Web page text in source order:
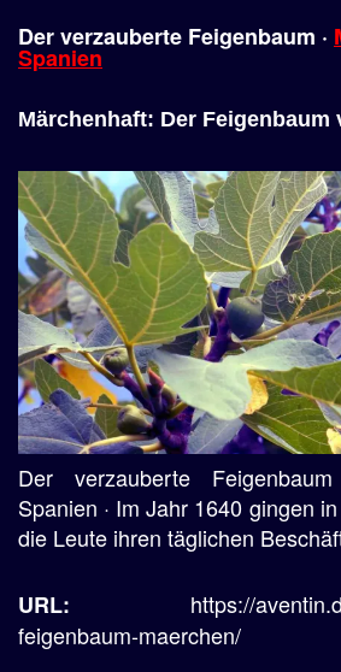
Der verzauberte Feigenbaum ·
Spanien
Märchenhaft: Der Feigenbaum
Der verzauberte
Spanien · Im Jahr 1640 gingen
die Leute ihren täglichen
URL: https://
feigenbaum-maerchen/